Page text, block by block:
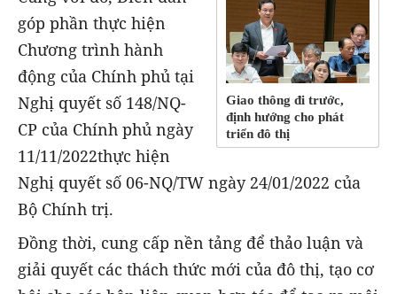
Giao thông đi trước,
định hướng cho phát
triển đô thị
góp phần thực hiện
Chương trình hành
động của Chính phủ tại
Nghị quyết số 148/NQ-
CP của Chính phủ ngày
11/11/2022thực hiện
Nghị quyết số 06-NQ/TW ngày 24/01/2022 của
Bộ Chính trị.
Đồng thời, cung cấp nền tảng để thảo luận và
giải quyết các thách thức mới của đô thị, tạo cơ